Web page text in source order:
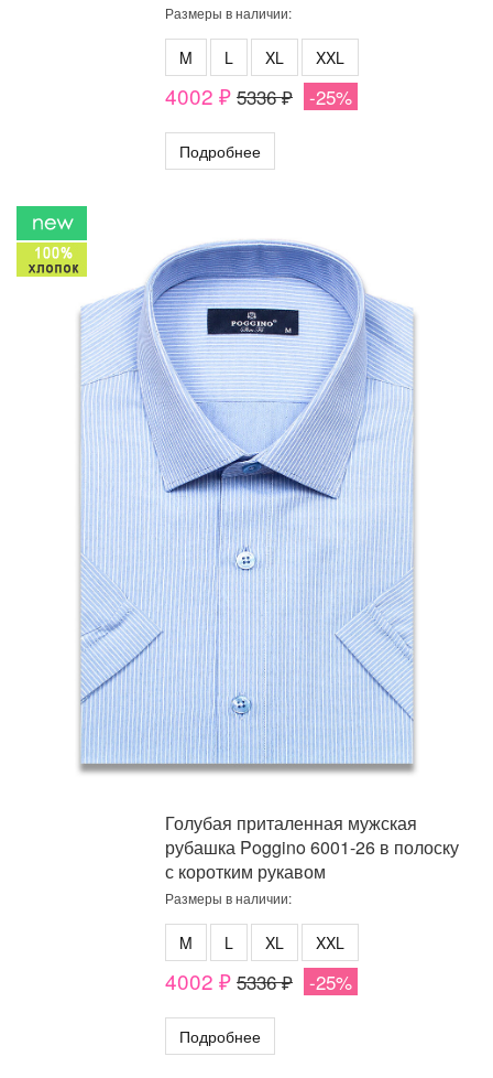
Размеры в наличии:
M L XL XXL
4002 ₽ 5336 ₽ -25%
Подробнее
Голубая приталенная мужская
рубашка Poggino 6001-26 в полоску
с коротким рукавом
Размеры в наличии:
M L XL XXL
4002 ₽ 5336 ₽ -25%
Подробнее